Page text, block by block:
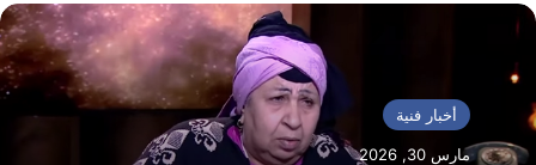
أخبار فنية
مارس 30, 2026